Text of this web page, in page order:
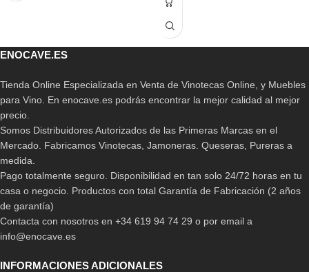
ENOCAVE.ES
Tienda Online Especializada en Venta de Vinotecas Online, y Muebles
para Vino. En enocave.es podrás encontrar la mejor calidad al mejor
precio.
Somos Distribuidores Autorizados de las Primeras Marcas en el
Mercado. Fabricamos Vinotecas, Jamoneras. Queseras, Pureras a
medida.
Pago totalmente seguro. Disponibilidad en tan solo 24/72 horas en tu
casa o negocio. Productos con total Garantía de Fabricación (2 años
de garantía)
Contacta con nosotros en +34 619 94 74 29 o por email a
info@enocave.es
INFORMACIONES ADICIONALES